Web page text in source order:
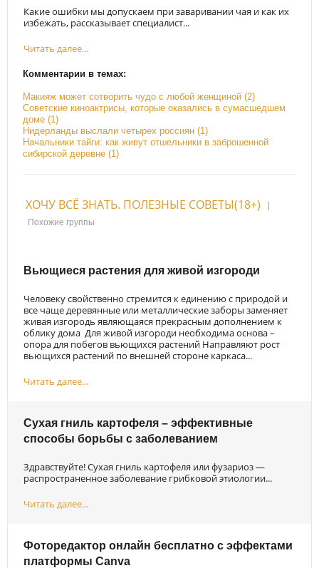
Какие ошибки мы допускаем при заваривании чая и как их
избежать, рассказывает специалист...
Читать далее...
Комментарии в темах:
Макияж может сотворить чудо с любой женщиной (2)
Советские киноактрисы, которые оказались в сумасшедшем
доме (1)
Нидерланды выслали четырех россиян (1)
Начальники тайги: как живут отшельники в заброшенной
сибирской деревне (1)
ХОЧУ ВСЁ ЗНАТЬ. ПОЛЕЗНЫЕ СОВЕТЫ(18+)
|
Похожие группы
Вьющиеся растения для живой изгороди
Человеку свойственно стремится к единению с природой и
все чаще деревянные или металлические заборы заменяет
живая изгородь являющаяся прекрасным дополнением к
облику дома Для живой изгороди необходима основа –
опора для побегов вьющихся растений Направляют рост
вьющихся растений по внешней стороне каркаса...
Читать далее...
Сухая гниль картофеля – эффективные
способы борьбы с заболеванием
Здравствуйте! Сухая гниль картофеля или фузариоз —
распространенное заболевание грибковой этиологии...
Читать далее...
Фоторедактор онлайн бесплатно с эффектами
платформы Canva